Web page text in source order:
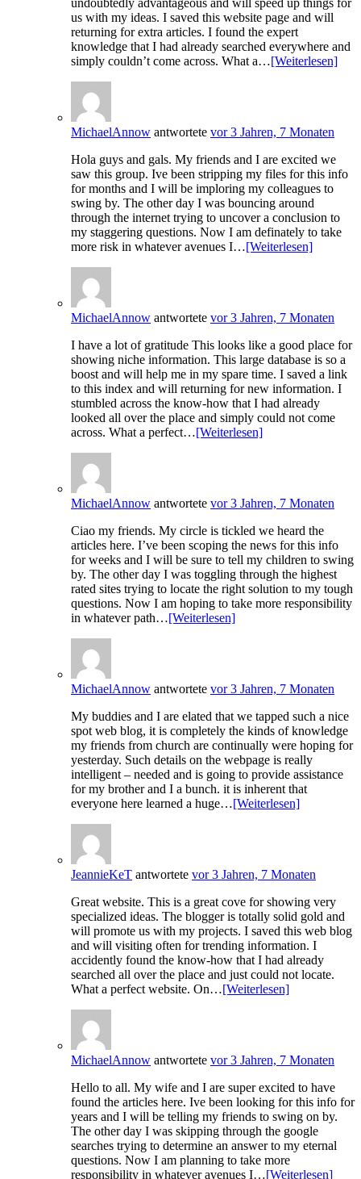
undoubtedly advantageous and will speed up things for
us with my ideas. I saved this website page and will
returning for extra articles. I found the expert
knowledge that I had already searched everywhere and
simply couldn’t come across. What a…[Weiterlesen]
MichaelAnnow antwortete vor 3 Jahren, 7 Monaten
Hola guys and gals. My friends and I are excited we
saw this group. Ive been stripping my files for this info
for months and I will be imploring my colleagues to
swing by. The other day I was bouncing around
through the internet trying to uncover a conclusion to
my staggering questions. Now I am definately to take
more risk in whatever avenues I…[Weiterlesen]
MichaelAnnow antwortete vor 3 Jahren, 7 Monaten
I have a lot of gratitude This looks like a good place for
showing niche information. This large database is so a
boost and will help me in my spare time. I saved a link
to this index and will returning for new information. I
stumbled across the know-how that I had already
looked all over the place and simply could not come
across. What a perfect…[Weiterlesen]
MichaelAnnow antwortete vor 3 Jahren, 7 Monaten
Ciao my friends. My circle is tickled we heard the
articles here. I’ve been scoping the news for this info
for weeks and I will be sure to tell my children to swing
by. The other day I was toggling through the highest
rated sites trying to locate the right solution to my tough
questions. Now I am hoping to take more responsibility
in whatever path…[Weiterlesen]
MichaelAnnow antwortete vor 3 Jahren, 7 Monaten
My buddies and I are elated that we tapped such a nice
spot web blog, it is completely the kinds of knowledge
my friends from church are continually were hoping for
yesterday. Such details on the webpage is really
intelligent – needed and is going to provide assistance
for my brother and I a bunch. it is inherent that
everyone here learned a huge…[Weiterlesen]
JeannieKeT antwortete vor 3 Jahren, 7 Monaten
Great website. This is a great cove for showing very
specialized ideas. The blogger is totally solid gold and
will promote us with my projects. I saved this web blog
and will visiting often for trending information. I
accidently found the know-how that I had already
searched all over the place and just could not locate.
What a perfect website. On…[Weiterlesen]
MichaelAnnow antwortete vor 3 Jahren, 7 Monaten
Hello to all. My wife and I are super excited to have
found the articles here. Ive been looking for this info for
years and I will be telling my friends to swing on by.
The other day I was skipping through the google
searches trying to determine an answer to my eternal
questions. Now I am planning to take more
responsibility in whatever avenues I…[Weiterlesen]